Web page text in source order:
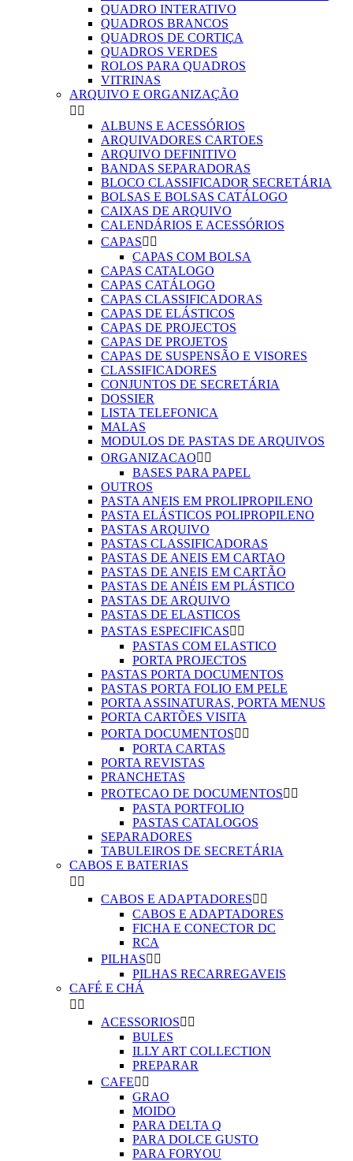
QUADRO INTERATIVO
QUADROS BRANCOS
QUADROS DE CORTIÇA
QUADROS VERDES
ROLOS PARA QUADROS
VITRINAS
ARQUIVO E ORGANIZAÇÃO
 
ALBUNS E ACESSÓRIOS
ARQUIVADORES CARTOES
ARQUIVO DEFINITIVO
BANDAS SEPARADORAS
BLOCO CLASSIFICADOR SECRETÁRIA
BOLSAS E BOLSAS CATÁLOGO
CAIXAS DE ARQUIVO
CALENDÁRIOS E ACESSÓRIOS
CAPAS 
CAPAS COM BOLSA
CAPAS CATALOGO
CAPAS CATÁLOGO
CAPAS CLASSIFICADORAS
CAPAS DE ELÁSTICOS
CAPAS DE PROJECTOS
CAPAS DE PROJETOS
CAPAS DE SUSPENSÃO E VISORES
CLASSIFICADORES
CONJUNTOS DE SECRETÁRIA
DOSSIER
LISTA TELEFONICA
MALAS
MODULOS DE PASTAS DE ARQUIVOS
ORGANIZACAO 
BASES PARA PAPEL
OUTROS
PASTA ANEIS EM PROLIPROPILENO
PASTA ELÁSTICOS POLIPROPILENO
PASTAS ARQUIVO
PASTAS CLASSIFICADORAS
PASTAS DE ANEIS EM CARTAO
PASTAS DE ANEIS EM CARTÃO
PASTAS DE ANÉIS EM PLÁSTICO
PASTAS DE ARQUIVO
PASTAS DE ELASTICOS
PASTAS ESPECIFICAS 
PASTAS COM ELASTICO
PORTA PROJECTOS
PASTAS PORTA DOCUMENTOS
PASTAS PORTA FOLIO EM PELE
PORTA ASSINATURAS, PORTA MENUS
PORTA CARTÕES VISITA
PORTA DOCUMENTOS 
PORTA CARTAS
PORTA REVISTAS
PRANCHETAS
PROTECAO DE DOCUMENTOS 
PASTA PORTFOLIO
PASTAS CATALOGOS
SEPARADORES
TABULEIROS DE SECRETÁRIA
CABOS E BATERIAS
 
CABOS E ADAPTADORES 
CABOS E ADAPTADORES
FICHA E CONECTOR DC
RCA
PILHAS 
PILHAS RECARREGAVEIS
CAFÉ E CHÁ
 
ACESSORIOS 
BULES
ILLY ART COLLECTION
PREPARAR
CAFE 
GRAO
MOIDO
PARA DELTA Q
PARA DOLCE GUSTO
PARA FORYOU